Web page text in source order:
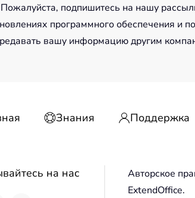
Пожалуйста, подпишитесь на нашу
программного обеспечения и
вашу информацию другим
Знания Поддержка
на нас
Авторское
ExtendOffice.